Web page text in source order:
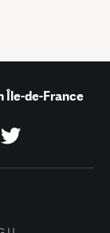
Île-de-France